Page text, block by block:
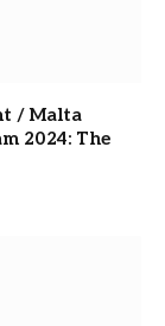
/ Malta
2024: The